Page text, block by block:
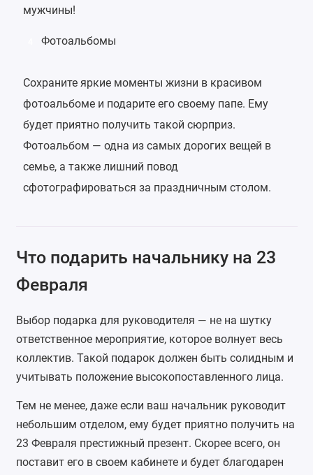
мужчины!
Фотоальбомы
Сохраните яркие моменты жизни в красивом
фотоальбоме и подарите его своему папе. Ему
будет приятно получить такой сюрприз.
Фотоальбом — одна из самых дорогих вещей в
семье, а также лишний повод
сфотографироваться за праздничным столом.
Что подарить начальнику на 23
Февраля
Выбор подарка для руководителя — не на шутку
ответственное мероприятие, которое волнует весь
коллектив. Такой подарок должен быть солидным и
учитывать положение высокопоставленного лица.
Тем не менее, даже если ваш начальник руководит
небольшим отделом, ему будет приятно получить на
23 Февраля престижный презент. Скорее всего, он
поставит его в своем кабинете и будет благодарен